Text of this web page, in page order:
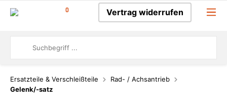
0 Vertrag widerrufen
Ersatzteile & Verschleißteile
Rad- / Achsantrieb
Gelenk/-satz